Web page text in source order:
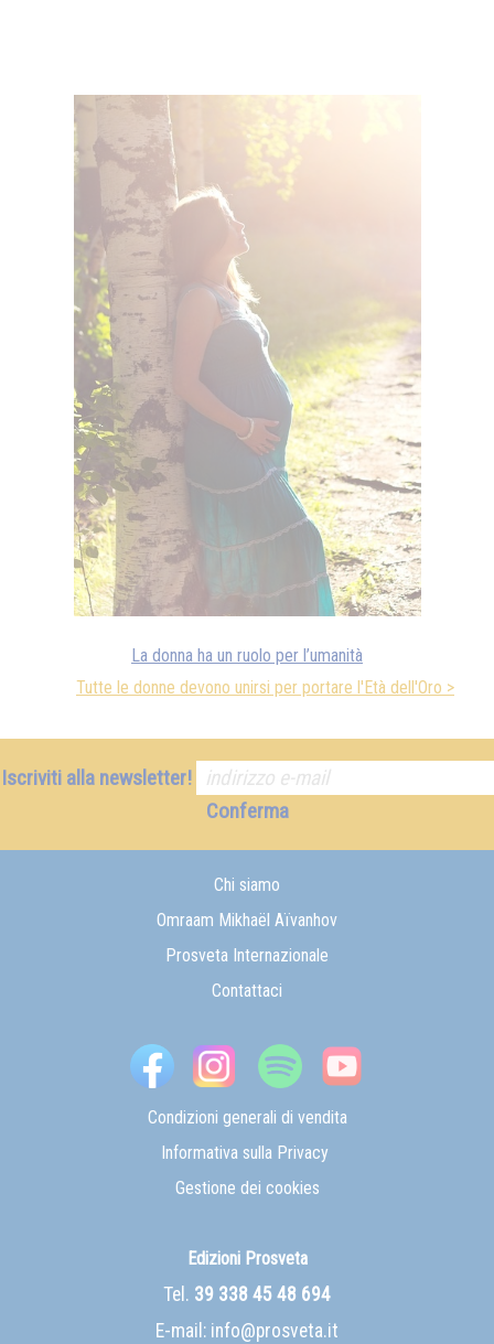
La donna ha un ruolo per l’umanità
Tutte le donne devono unirsi per portare l'Età dell'Oro >
Iscriviti alla newsletter!
Conferma
Chi siamo
Omraam Mikhaël Aïvanhov
Prosveta Internazionale
Contattaci
Condizioni generali di vendita
Informativa sulla Privacy
Gestione dei cookies
Edizioni Prosveta
Tel. 39 338 45 48 694
E-mail: info@prosveta.it